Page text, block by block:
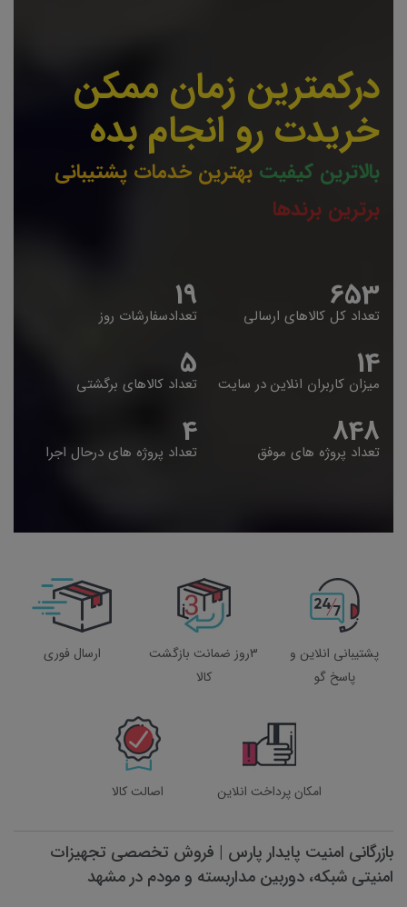
درکمترین زمان ممکن
خریدت رو انجام بده
بالاترین کیفیت بهترین خدمات پشتیبانی
برترین برندها
653
تعداد کل کالاهای ارسالی 19
تعدادسفارشات روز
14
میزان کاربران انلاین در سایت 5
تعداد کالاهای برگشتی
848
تعداد پروژه های موفق 4
تعداد پروژه های درحال اجرا
پشتیبانی انلاین و
پاسخ گو
3روز ضمانت بازگشت
کالا
ارسال فوری
امکان پرداخت انلاین اصالت کالا
بازرگانی امنیت پایدار پارس | فروش تخصصی تجهیزات
امنیتی شبکه، دوربین مداربسته و مودم در مشهد